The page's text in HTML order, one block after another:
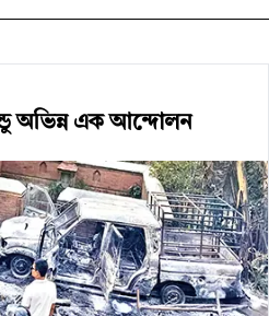
অভিন্ন এক আন্দোলন